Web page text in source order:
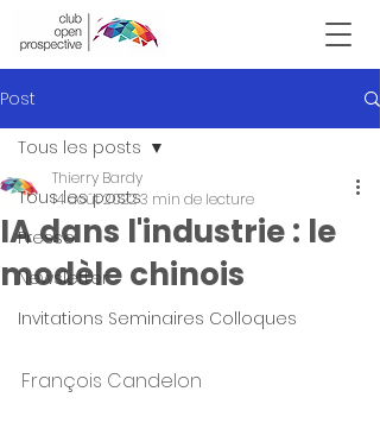
Victor Hugo
Post
Tous les posts
Presse
Newsletter
Invitations Seminaires Colloques
Tous les posts
IA dans l'industrie : le
modèle chinois
Thierry Bardy
14 août 20223 min de lecture
François Candelon